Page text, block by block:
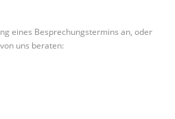
eines Besprechungstermins an, oder
uns beraten: